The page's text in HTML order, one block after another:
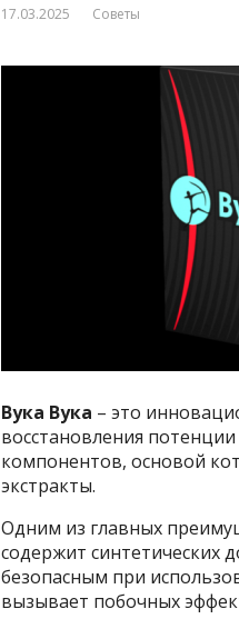
17.03.2025 Советы
Вука Вука – это
восстановления
компонентов, основой
экстракты.
Одним из главных
содержит синтетических
безопасным при
вызывает побочных